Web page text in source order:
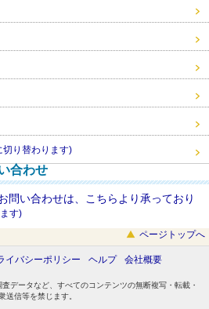
切り替わります)
合わせ
問い合わせは、こちらより承っており
す)
ページトップへ
イバシーポリシー ヘルプ 会社概要
データなど、すべてのコンテンツの無断複写・転載・
送信等を禁じます。